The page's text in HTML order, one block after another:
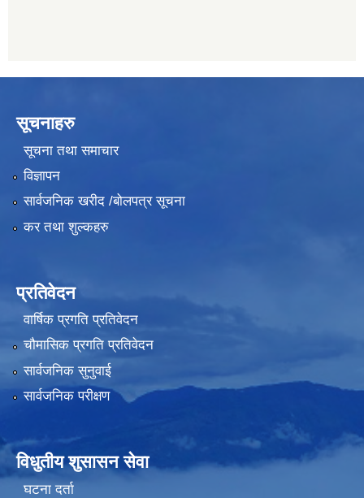
सूचनाहरु
सूचना तथा समाचार
विज्ञापन
सार्वजनिक खरीद /बोलपत्र सूचना
कर तथा शुल्कहरु
प्रतिवेदन
वार्षिक प्रगति प्रतिवेदन
चौमासिक प्रगति प्रतिवेदन
सार्वजनिक सुनुवाई
सार्वजनिक परीक्षण
विधुतीय शुसासन सेवा
घटना दर्ता